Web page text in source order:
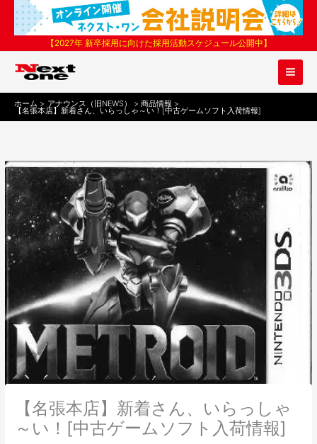
ス
【2027年 新卒採用に向けた採用活動スケジュール公開中】
ホーム アナウンス（旧NEWS） 商品情報
【名張本店】新着さん、いらっしゃ～い！[中古ゲームソフト入荷情報]
【名張本店】新着さん、いらっしゃ
～い！[中古ゲームソフト入荷情報]